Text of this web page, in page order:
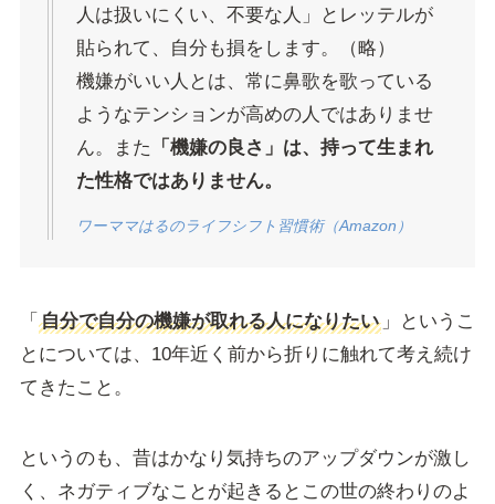
人は扱いにくい、不要な人」とレッテルが
貼られて、自分も損をします。（略）
機嫌がいい人とは、常に鼻歌を歌っている
ようなテンションが高めの人ではありませ
ん。また
「機嫌の良さ」は、持って生まれ
た性格ではありません。
ワーママはるのライフシフト習慣術（Amazon）
「 自分で自分の機嫌が取れる人になりたい」というこ
とについては、10年近く前から折りに触れて考え続け
てきたこと。
というのも、昔はかなり気持ちのアップダウンが激し
く、ネガティブなことが起きるとこの世の終わりのよ